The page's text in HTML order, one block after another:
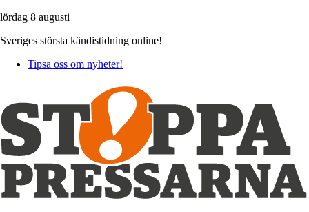
lördag 8 augusti
Sveriges största kändistidning online!
Tipsa oss om nyheter!